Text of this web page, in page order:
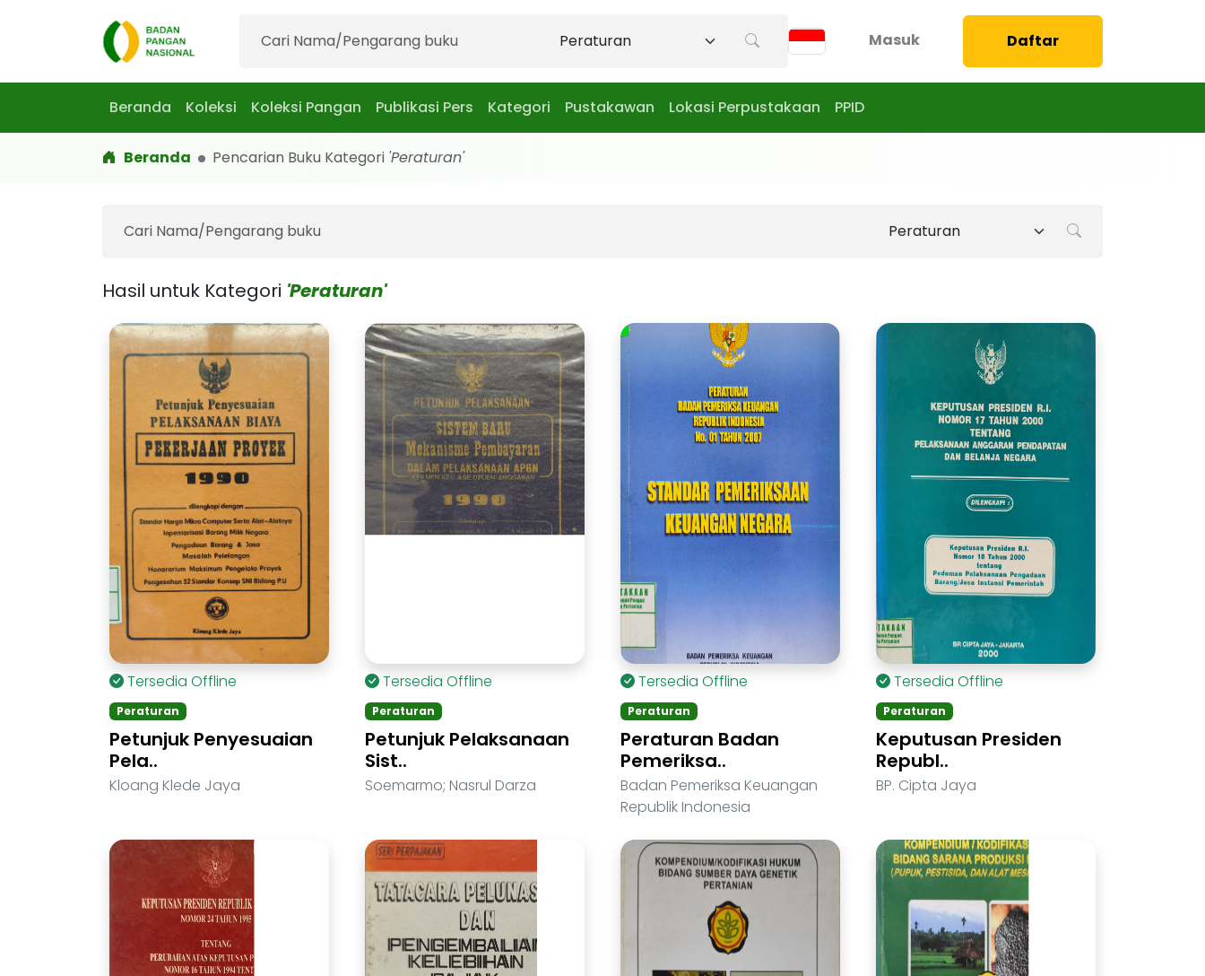
Masuk Daftar
Beranda Koleksi Koleksi Pangan Publikasi Pers Kategori Pustakawan Lokasi Perpustakaan PPID
Beranda Pencarian Buku Kategori 'Peraturan'
Hasil untuk Kategori 'Peraturan'
Tersedia Offline
Peraturan
Petunjuk Penyesuaian
Pela..
Kloang Klede Jaya
Tersedia Offline
Peraturan
Petunjuk Pelaksanaan
Sist..
Soemarmo; Nasrul Darza
Tersedia Offline
Peraturan
Peraturan Badan
Pemeriksa..
Badan Pemeriksa Keuangan
Republik Indonesia
Tersedia Offline
Peraturan
Keputusan Presiden
Republ..
BP. Cipta Jaya